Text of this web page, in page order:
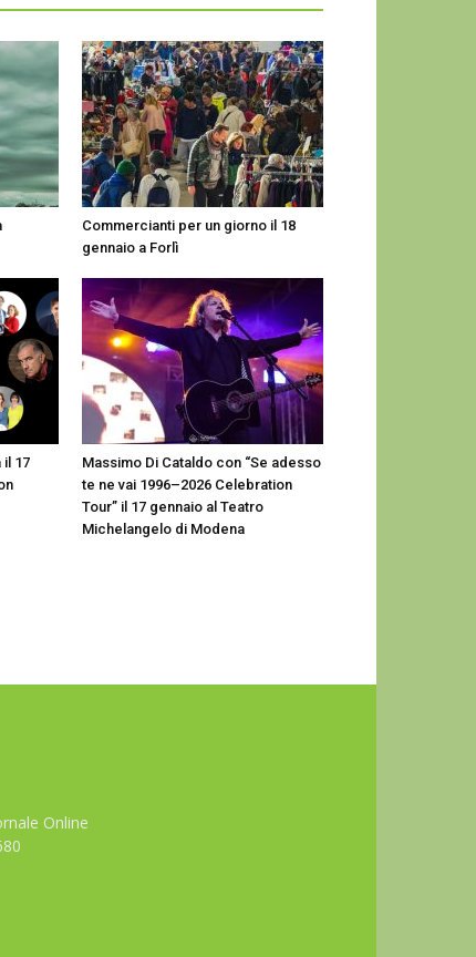
Commercianti per un giorno il 18
gennaio a Forlì
il 17
Massimo Di Cataldo con “Se adesso
te ne vai 1996–2026 Celebration
Tour” il 17 gennaio al Teatro
Michelangelo di Modena
Online